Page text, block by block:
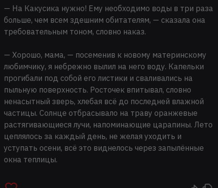
— На Какусика нужно! Ему необходимо воды в три раза
больше, чем всем здешним обитателям, — сказала она
требовательным тоном, словно наказ.
— Хорошо, мама, — посеменив к новому материнскому
любимчику, я небрежно вылил на него воду. Капельки
прогибали под собой его листики и сваливались на
пыльную поверхность. Росточек впитывал, словно
ненасытный зверь, хлебая всё до последней влажной
частицы. Солнце отбрасывало на траву оранжевые
растягивающиеся лучи, напоминающие царапины. Лето
цеплялось за каждый день, не желая уходить и
уступать осени, всё это виднелось через запылённые
окна теплицы.